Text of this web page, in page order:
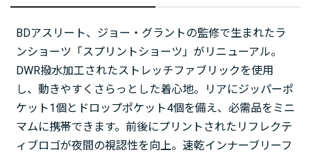
BDアスリート、ジョー・グラントの監修で生まれたラ
ンショーツ「スプリントショーツ」がリニューアル。
DWR撥水加工されたストレッチファブリックを使用
し、動きやすくさらっとした着心地。リアにジッパーポ
ケット1個とドロップポケット4個を備え、必需品をミニ
マムに携帯できます。前後にプリントされたリフレクテ
ィブロゴが夜間の視認性を向上。速乾インナーブリーフ